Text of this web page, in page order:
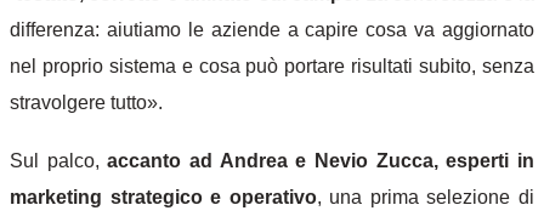
differenza: aiutiamo le aziende a capire cosa va aggiornato
nel proprio sistema e cosa può portare risultati subito, senza
stravolgere tutto».
Sul palco,accanto ad Andrea e Nevio Zucca, esperti in
marketing strategico e operativo, una prima selezione di